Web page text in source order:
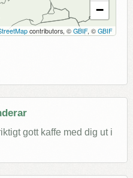
−
contributors, © GBIF, © GBIF
gott kaffe med dig ut i